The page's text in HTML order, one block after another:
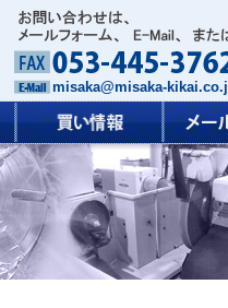
misaka@misaka-